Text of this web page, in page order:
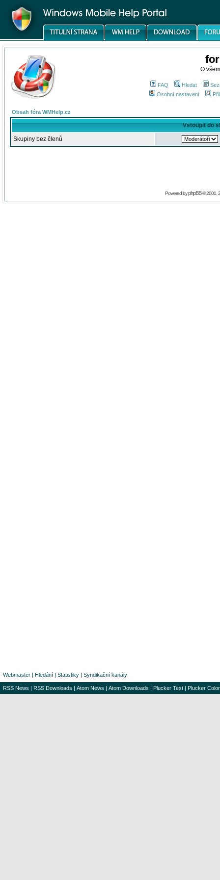
O
FAQ Hledat
Osobní nastavení
Obsah fóra WMHelp.cz
Vstoupit do
Skupiny bez členů
Powered byphpBB© 2001,
Webmaster | Hledání | Statistiky | Syndikační kanály
RSS News | RSS Downloads | Atom News | Atom Downloads | Plucker Text | Plucker Color